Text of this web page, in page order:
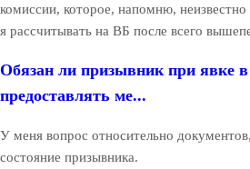
комиссии, которое, напомню,
я рассчитывать на ВБ после всего
Обязан ли призывник при явке
предоставлять ме...
У меня вопрос относительно
состояние призывника.